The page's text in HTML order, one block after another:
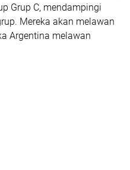
Grup C, mendampingi
Mereka akan melawan
Argentina melawan